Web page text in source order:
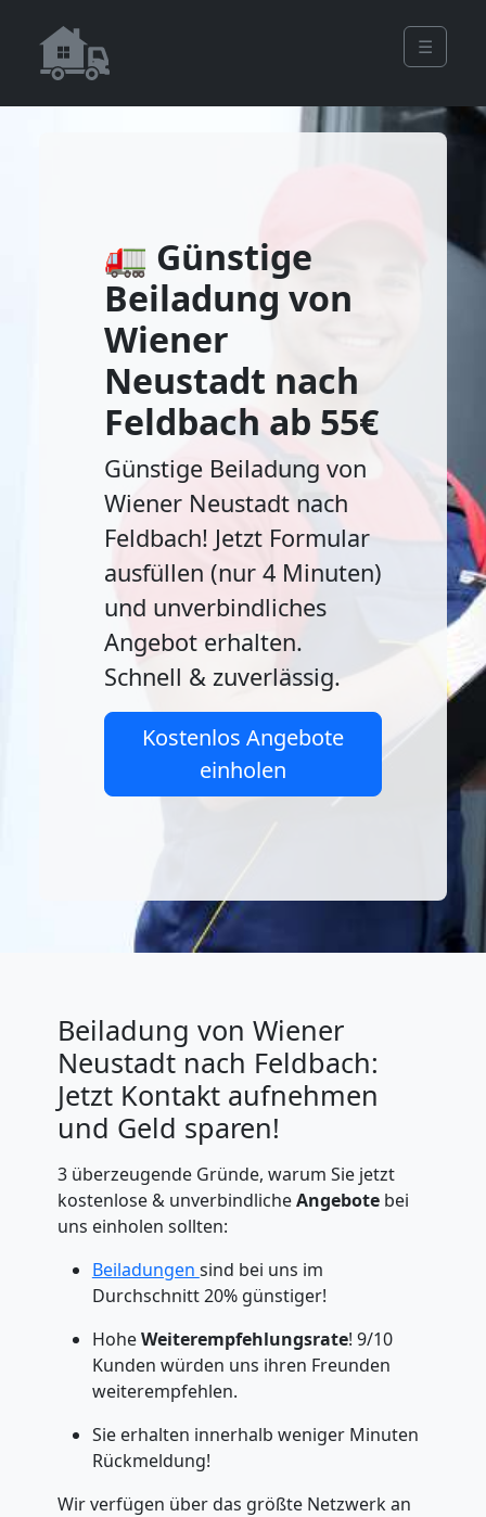
☰
🚛 Günstige
Beiladung von
Wiener
Neustadt nach
Feldbach ab 55€
Günstige Beiladung von
Wiener Neustadt nach
Feldbach! Jetzt Formular
ausfüllen (nur 4 Minuten)
und unverbindliches
Angebot erhalten.
Schnell & zuverlässig.
Kostenlos Angebote
einholen
Beiladung von Wiener
Neustadt nach Feldbach:
Jetzt Kontakt aufnehmen
und Geld sparen!
3 überzeugende Gründe, warum Sie jetzt
kostenlose & unverbindlicheAngebotebei
uns einholen sollten:
Beiladungen sind bei uns im
Durchschnitt 20% günstiger!
HoheWeiterempfehlungsrate! 9/10
Kunden würden uns ihren Freunden
weiterempfehlen.
Sie erhalten innerhalb weniger Minuten
Rückmeldung!
Wir verfügen über das größte Netzwerk an